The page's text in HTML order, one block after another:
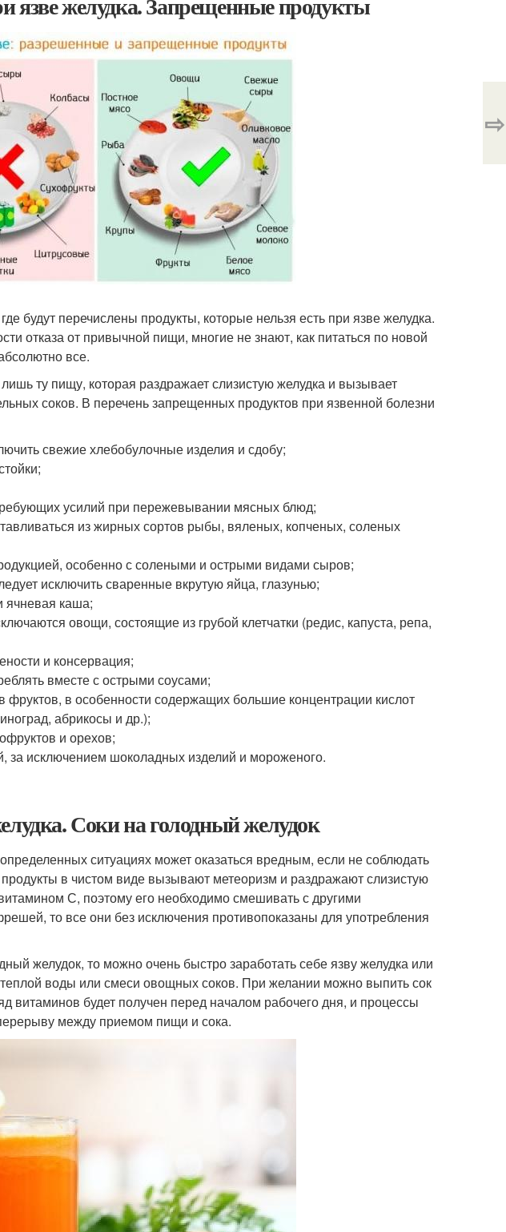
будут перечислены продукты, которые нельзя есть при язве желудка.
отказа от привычной пищи, многие не знают, как питаться по новой
все.
ту пищу, которая раздражает слизистую желудка и вызывает
соков. В перечень запрещенных продуктов при язвенной болезни
свежие хлебобулочные изделия и сдобу;
усилий при пережевывании мясных блюд;
из жирных сортов рыбы, вяленых, копченых, соленых
особенно с солеными и острыми видами сыров;
исключить сваренные вкрутую яйца, глазунью;
ячневая каша;
овощи, состоящие из грубой клетчатки (редис, капуста, репа,
и консервация;
вместе с острыми соусами;
фруктов, в особенности содержащих большие концентрации кислот
абрикосы и др.);
и орехов;
за исключением шоколадных изделий и мороженого.
Соки на голодный желудок
ситуациях может оказаться вредным, если не соблюдать
в чистом виде вызывают метеоризм и раздражают слизистую
С, поэтому его необходимо смешивать с другими
то все они без исключения противопоказаны для употребления
желудок, то можно очень быстро заработать себе язву желудка или
теплой воды или смеси овощных соков. При желании можно выпить сок
витаминов будет получен перед началом рабочего дня, и процессы
между приемом пищи и сока.
⇨